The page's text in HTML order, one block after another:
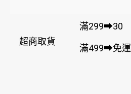
超商取貨
滿299➡30
滿499➡免運